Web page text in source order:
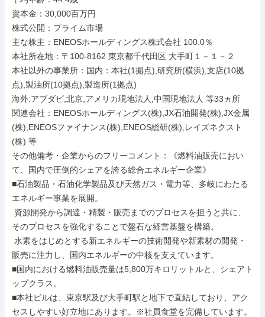
資本金：30,000百万円
株式公開：プライム市場
主な株主：ENEOSホールディングス株式会社 100.0％
本社所在地：〒100-8162 東京都千代田区 大手町１－１－２
本社以外の事業所：国内：本社(1拠点),研究所(横浜),支店(10拠
点),製油所(10拠点),製造所(1拠点)
海外:アブダビ,北京,アメリカ現地法人,中国現地法人 等33ヵ所
関連会社：ENEOSホールディングス(株),JX石油開発(株),JX金属
(株),ENEOSファイナンス(株),ENEOS総研(株),レイズネクスト
(株) 等
その他備考・企業からのフリーコメント：《燃料油販売におい
て、国内で圧倒的シェアを誇る総合エネルギー企業》
■石油製品・石油化学製品及び天然ガス・電力等、多岐にわたる
エネルギー事業を展開。
そのプロセスを強化することで盤石な経営基盤を構築。
販売に注力し、国内エネルギーの中核を支えています。
■国内における燃料油販売量は5,800万キロリットルと、シェアト
ップクラス。
■本社ビルは、東京駅及び大手町駅と地下で直結しており、アク
セスしやすい好立地にあります。※社員食堂を完備しています。